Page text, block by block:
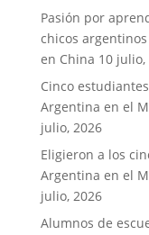
Pasión por
chicos
en China 10 julio,
Cinco
Argentina en el
julio, 2026
Eligieron a los
Argentina en el
julio, 2026
Alumnos de